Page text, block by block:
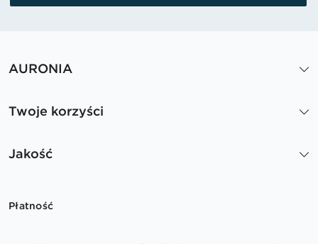
AURONIA
Twoje korzyści
Jakość
Płatność